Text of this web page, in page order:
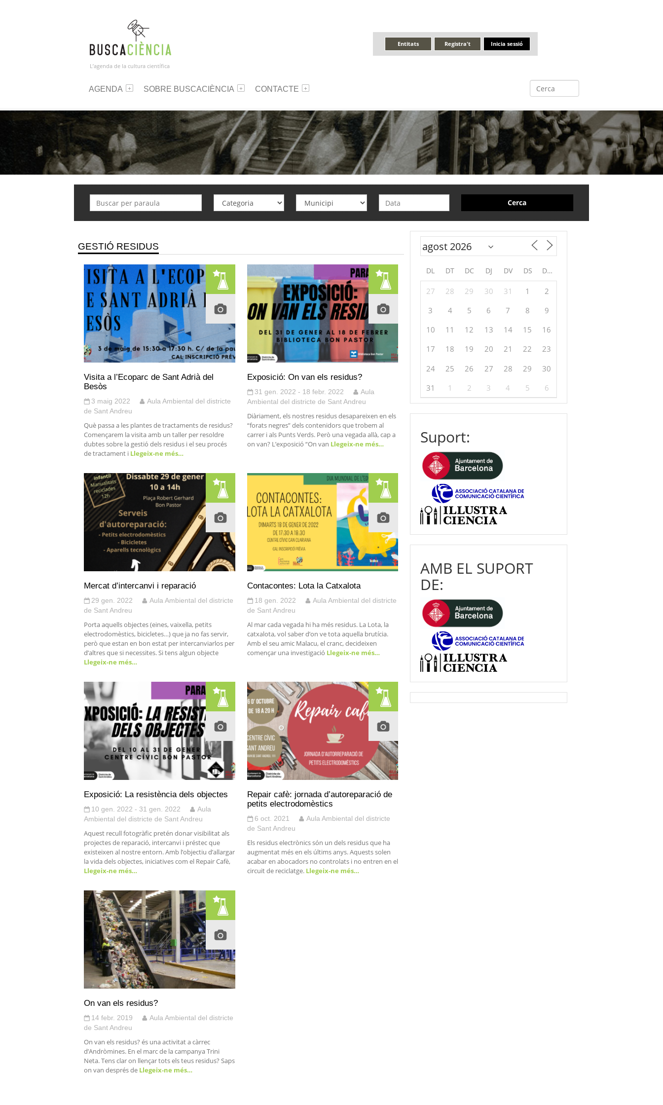
L’agenda de la cultura científica
Inicia sessió
Registra't
Entitats
AGENDA SOBRE BUSCACIÈNCIA CONTACTE
Cerca
GESTIÓ RESIDUS
Visita a l’Ecoparc de Sant Adrià del
Besòs
3 maig 2022
Aula Ambiental del districte
de Sant Andreu
Què passa a les plantes de tractaments de residus?
Començarem la visita amb un taller per resoldre
dubtes sobre la gestió dels residus i el seu procés
de tractament i Llegeix-ne més…
Exposició: On van els residus?
31 gen. 2022 - 18 febr. 2022
Aula
Ambiental del districte de Sant Andreu
Diàriament, els nostres residus desapareixen en els
“forats negres” dels contenidors que trobem al
carrer i als Punts Verds. Però una vegada allà, cap a
on van? L’exposició “On van Llegeix-ne més…
Mercat d’intercanvi i reparació
29 gen. 2022
Aula Ambiental del districte
de Sant Andreu
Porta aquells objectes (eines, vaixella, petits
electrodomèstics, bicicletes…) que ja no fas servir,
però que estan en bon estat per intercanviarlos per
d’altres que si necessites. Si tens algun objecte
Llegeix-ne més…
Contacontes: Lota la Catxalota
18 gen. 2022
Aula Ambiental del districte
de Sant Andreu
Al mar cada vegada hi ha més residus. La Lota, la
catxalota, vol saber d’on ve tota aquella brutícia.
Amb el seu amic Malacu, el cranc, decideixen
començar una investigació Llegeix-ne més…
Exposició: La resistència dels objectes
10 gen. 2022 - 31 gen. 2022
Aula
Ambiental del districte de Sant Andreu
Aquest recull fotogràfic pretén donar visibilitat als
projectes de reparació, intercanvi i préstec que
existeixen al nostre entorn. Amb l’objectiu d’allargar
la vida dels objectes, iniciatives com el Repair Cafè,
Llegeix-ne més…
Repair cafè: jornada d’autoreparació de
petits electrodomèstics
6 oct. 2021
Aula Ambiental del districte
de Sant Andreu
Els residus electrònics són un dels residus que ha
augmentat més en els últims anys. Aquests solen
acabar en abocadors no controlats i no entren en el
circuit de reciclatge.Llegeix-ne més…
On van els residus?
14 febr. 2019
Aula Ambiental del districte
de Sant Andreu
On van els residus? és una activitat a càrrec
d’Andròmines. En el marc de la campanya Trini
Neta. Tens clar on llençar tots els teus residus? Saps
on van després de Llegeix-ne més…
DL DT DC DJ DV DS DG
27 28 29 30 31 1
2
3
4 5 6 7 8
9
10
11 12 13 14 15
16
17
18 19 20 21 22
23
24
25 26 27 28 29
30
31
1 2 3 4 5 6
Suport:
AMB EL SUPORT
DE: